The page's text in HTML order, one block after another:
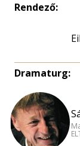
Rendező:
Dramaturg: